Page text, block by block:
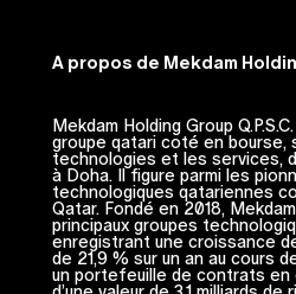
A propos de Mekdam
Mekdam Holding Group
groupe qatari coté en bourse,
technologies et les services,
à Doha. Il figure parmi les
technologiques qatariennes
Qatar. Fondé en 2018,
principaux groupes
enregistrant une croissance
de 21,9 % sur un an au cours
un portefeuille de contrats en